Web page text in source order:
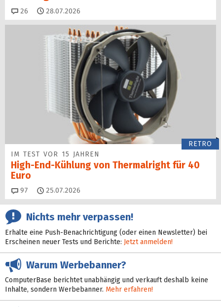
26 Kommentare
28.07.2026
RETRO
IM TEST VOR 15 JAHREN
High-End-Kühlung von Thermalright für 40
Euro
97 Kommentare
25.07.2026
Nichts mehr verpassen!
Erhalte eine Push-Benachrichtigung (oder einen Newsletter) bei
Erscheinen neuer Tests und Berichte: Jetzt anmelden!
Warum Werbebanner?
ComputerBase berichtet unabhängig und verkauft deshalb keine
Inhalte, sondern Werbebanner. Mehr erfahren!